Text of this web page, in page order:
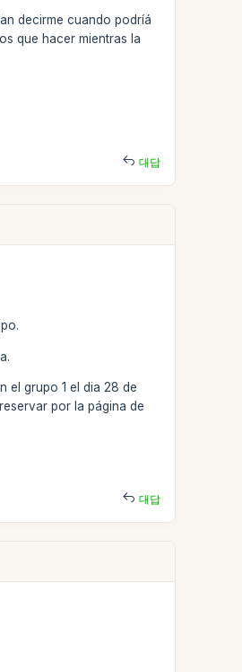
decirme cuando podríá
que hacer mientras la
대답
el grupo 1 el dia 28 de
por la página de
대답